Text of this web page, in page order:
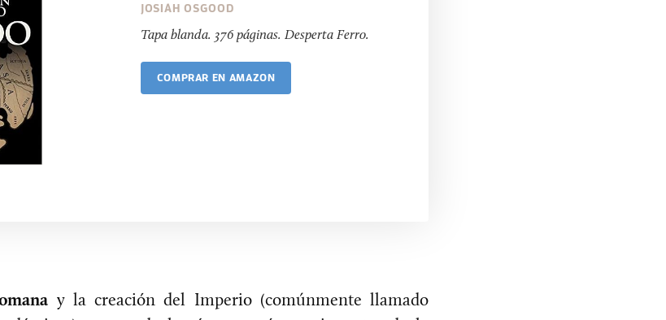
JOSIAH OSGOOD
Tapa blanda. 376 páginas. Desperta Ferro.
COMPRAR
y la creación del Imperio (comúnmente llamado